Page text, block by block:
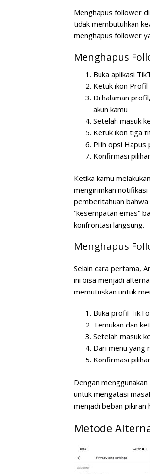
Menghapus follower
tidak membutuhkan
menghapus follower
Menghapus
Buka aplikasi
Ketuk ikon Profil
Di halaman
akun kamu
Setelah masuk
Ketuk ikon tiga
Pilih opsi Hapus
Konfirmasi
Ketika kamu
mengirimkan
pemberitahuan
“kesempatan emas”
konfrontasi langsung.
Menghapus
Selain cara pertama,
ini bisa menjadi
memutuskan untuk
Buka profil
Temukan dan
Setelah masuk
Dari menu yang
Konfirmasi
Dengan
untuk mengatasi
menjadi beban pikiran
Metode